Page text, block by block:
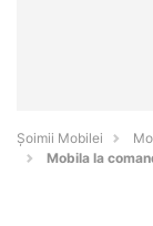
Șoimii Mobilei
Mobila la